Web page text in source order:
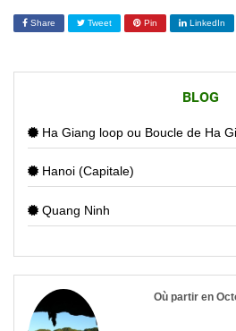
Share Tweet Pin LinkedIn
BLOG
Ha Giang loop ou Boucle de Ha
Hanoi (Capitale)
Quang Ninh
Où partir en